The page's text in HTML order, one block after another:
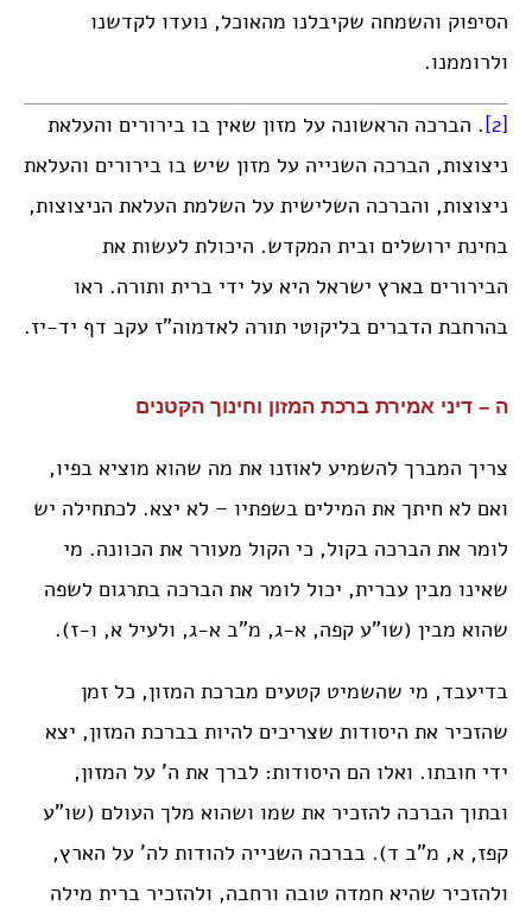
הסיפוק והשמחה שקיבלנו מהאוכל, נועדו לקדשנו
ולרוממנו.
[2]
. הברכה הראשונה על מזון שאין בו בירורים והעלאת
ניצוצות, הברכה השנייה על מזון שיש בו בירורים והעלאת
ניצוצות, והברכה השלישית על השלמת העלאת הניצוצות,
בחינת ירושלים ובית המקדש. היכולת לעשות את
הבירורים בארץ ישראל היא על ידי ברית ותורה. ראו
בהרחבת הדברים בליקוטי תורה לאדמוה”ז עקב דף יד-יז.
ה – דיני אמירת ברכת המזון וחינוך הקטנים
צריך המברך להשמיע לאוזנו את מה שהוא מוציא בפיו,
ואם לא חיתך את המילים בשפתיו – לא יצא. לכתחילה יש
לומר את הברכה בקול, כי הקול מעורר את הכוונה. מי
שאינו מבין עברית, יכול לומר את הברכה בתרגום לשפה
שהוא מבין (שו”ע קפה, א-ג, מ”ב א-ג, ולעיל א, ו-ז).
בדיעבד, מי שהשמיט קטעים מברכת המזון, כל זמן
שהזכיר את היסודות שצריכים להיות בברכת המזון, יצא
ידי חובתו. ואלו הם היסודות: לברך את ה’ על המזון,
ובתוך הברכה להזכיר את שמו ושהוא מלך העולם (שו”ע
קפז, א, מ”ב ד). בברכה השנייה להודות לה’ על הארץ,
ולהזכיר שהיא חמדה טובה ורחבה, ולהזכיר ברית מילה